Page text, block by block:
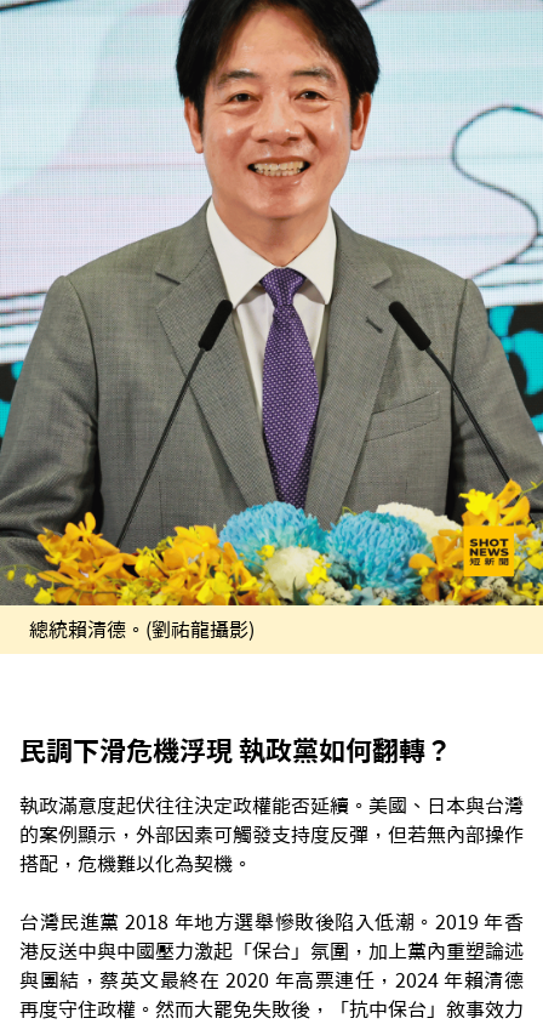
總統賴清德。(劉祐龍攝影)
民調下滑危機浮現 執政黨如何翻轉？
執政滿意度起伏往往決定政權能否延續。美國、日本與台灣
的案例顯示，外部因素可觸發支持度反彈，但若無內部操作
搭配，危機難以化為契機。
台灣民進黨 2018 年地方選舉慘敗後陷入低潮。2019 年香
港反送中與中國壓力激起「保台」氛圍，加上黨內重塑論述
與團結，蔡英文最終在 2020 年高票連任，2024 年賴清德
再度守住政權。然而大罷免失敗後，「抗中保台」敘事效力